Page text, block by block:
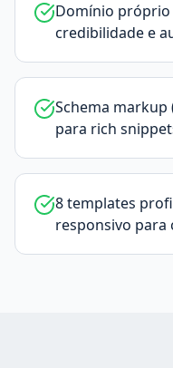
Domínio
credibilidade e
Schema markup
para rich
8 templates
responsivo para